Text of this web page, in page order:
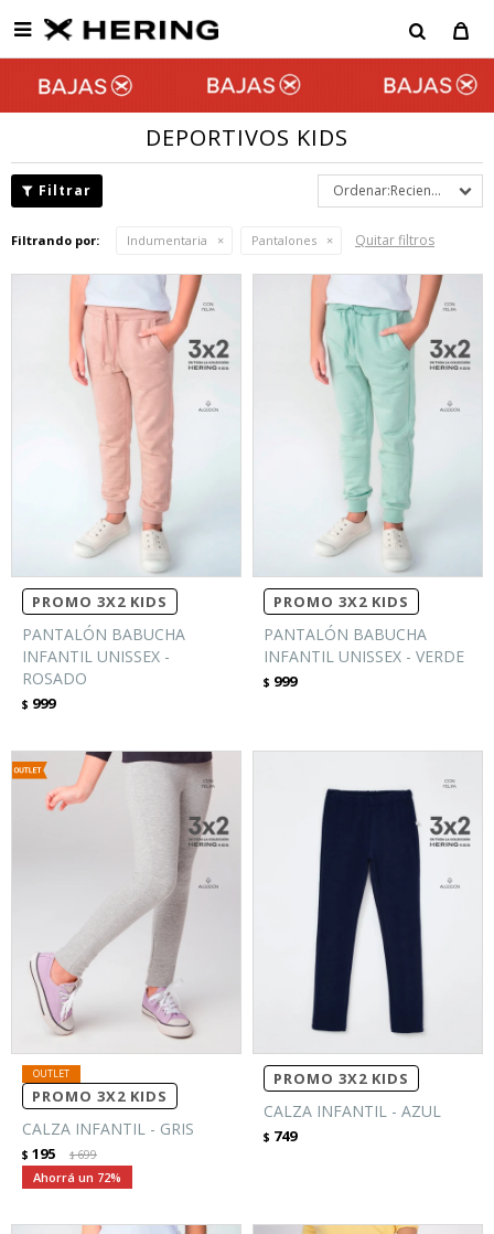

DEPORTIVOS KIDS
Recientes
Filtrando por: Indumentaria Pantalones Quitar filtros
PROMO 3X2 KIDS
PANTALÓN BABUCHA
INFANTIL UNISSEX -
ROSADO
$ 999
PROMO 3X2 KIDS
PANTALÓN BABUCHA
INFANTIL UNISSEX - VERDE
$ 999
PROMO 3X2 KIDS
CALZA INFANTIL - GRIS
$ 195 $699
72
PROMO 3X2 KIDS
CALZA INFANTIL - AZUL
$ 749